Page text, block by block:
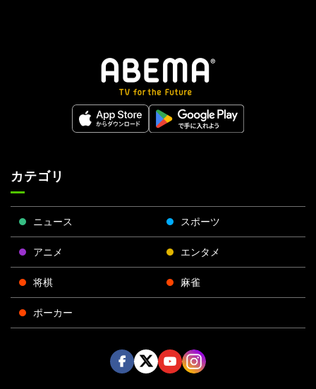
カテゴリ
ニュース スポーツ
アニメ エンタメ
将棋 麻雀
ポーカー